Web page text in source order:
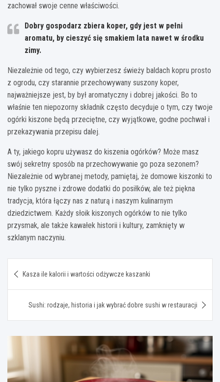
zachował swoje cenne właściwości.
Dobry gospodarz zbiera koper, gdy jest w pełni
aromatu, by cieszyć się smakiem lata nawet w środku
zimy.
Niezależnie od tego, czy wybierzesz świeży baldach kopru prosto
z ogrodu, czy starannie przechowywany suszony koper,
najważniejsze jest, by był aromatyczny i dobrej jakości. Bo to
właśnie ten niepozorny składnik często decyduje o tym, czy twoje
ogórki kiszone będą przeciętne, czy wyjątkowe, godne pochwał i
przekazywania przepisu dalej.
A ty, jakiego kopru używasz do kiszenia ogórków? Może masz
swój sekretny sposób na przechowywanie go poza sezonem?
Niezależnie od wybranej metody, pamiętaj, że domowe kiszonki to
nie tylko pyszne i zdrowe dodatki do posiłków, ale też piękna
tradycja, która łączy nas z naturą i naszym kulinarnym
dziedzictwem. Każdy słoik kiszonych ogórków to nie tylko
przysmak, ale także kawałek historii i kultury, zamknięty w
szklanym naczyniu.
wpisu
Kasza ile kalorii i wartości odżywcze kaszanki
Sushi: rodzaje, historia i jak wybrać dobre sushi w restauracji